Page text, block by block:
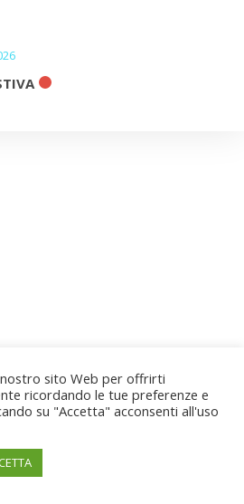
sito Web per offrirti
ricordando le tue preferenze e
su "Accetta" acconsenti all'uso